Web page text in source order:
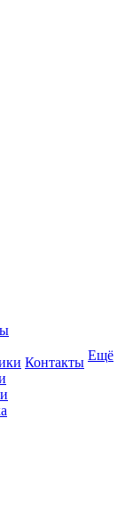
Контакты Ещё